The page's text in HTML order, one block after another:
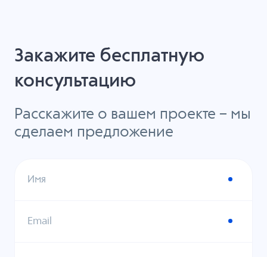
Закажите бесплатную
консультацию
Расскажите о вашем проекте – мы
сделаем предложение
Имя
Email